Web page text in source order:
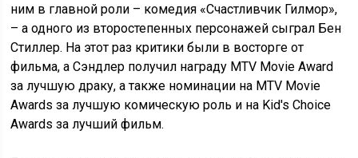
ним в главной роли – комедия «Счастливчик Гилмор»,
– а одного из второстепенных персонажей сыграл Бен
Стиллер. На этот раз критики были в восторге от
фильма, а Сэндлер получил награду MTV Movie Award
за лучшую драку, а также номинации на MTV Movie
Awards за лучшую комическую роль и на Kid's Choice
Awards за лучший фильм.